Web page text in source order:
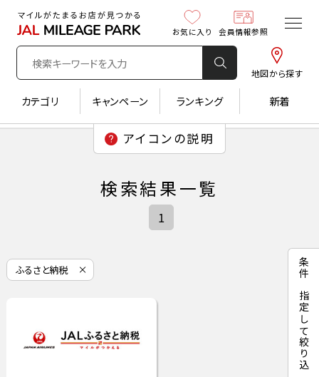
地図から探す
お気に入り 会員情報参照
カテゴリ キャンペーン ランキング 新着
検索結果一覧
1
ふるさと納税